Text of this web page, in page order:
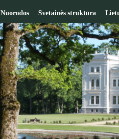
Nuorodos Svetainės struktūra